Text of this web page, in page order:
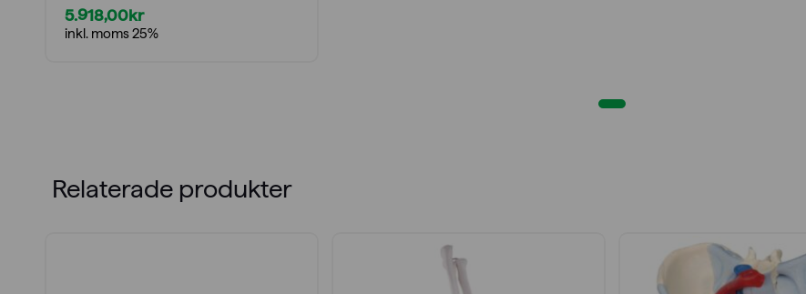
5.918,00kr
inkl. moms 25%
Relaterade produkter